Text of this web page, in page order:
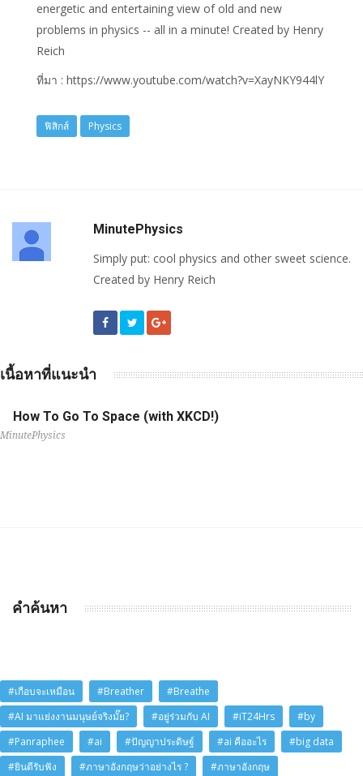
energetic and entertaining view of old and new
problems in physics -- all in a minute! Created by Henry
Reich
ที่มา : https://www.youtube.com/watch?v=XayNKY944lY
ฟิสิกส์ Physics
MinutePhysics
Simply put: cool physics and other sweet science.
Created by Henry Reich
เนื้อหาที่แนะนำ
How To Go To Space (with XKCD!)
MinutePhysics
คำค้นหา
#เกือบจะเหมือน #Breather
#Breathe
#AI มาแย่งงานมนุษย์จริงมั๊ย?
#อยู่ร่วมกับ AI #iT24Hrs
#by
#Panraphee
#ai #ปัญญาประดิษฐ์ #ai คืออะไร
#big data
#ยินดีรับฟัง
#ภาษาอังกฤษว่าอย่างไร ?
#ภาษาอังกฤษ